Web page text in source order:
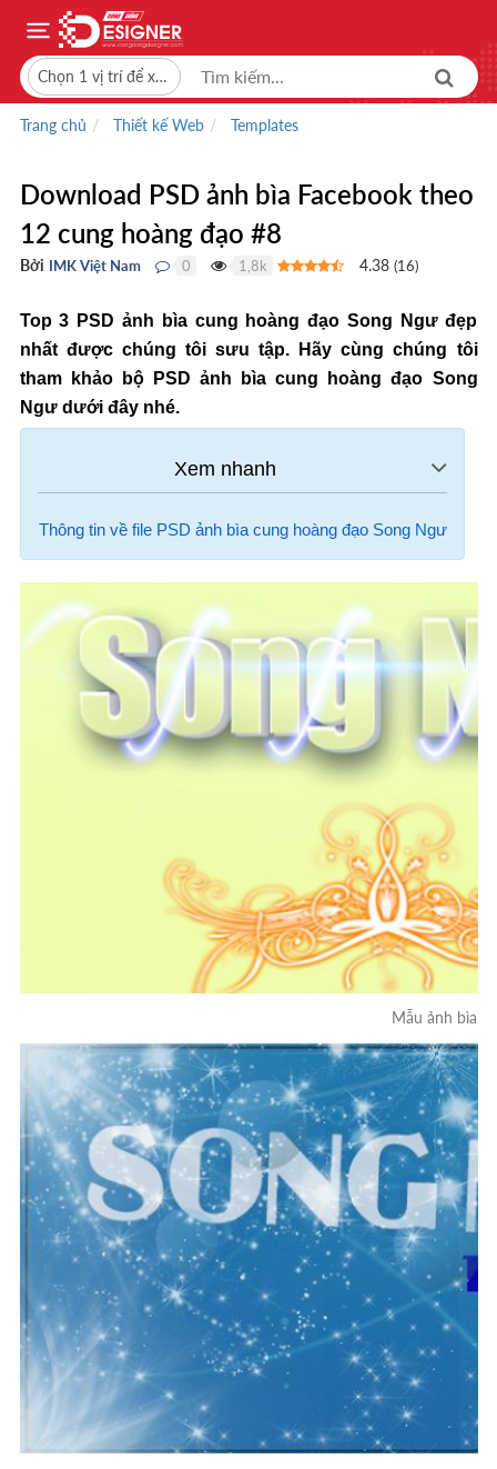
Chọn 1 vị trí để xem giá bán
Trang chủ Thiết kế Web Templates
Download PSD ảnh bìa Facebook theo
12 cung hoàng đạo #8
Bởi IMK Việt Nam 0 1,8k 4.38 (16)
Top 3 PSD ảnh bìa cung hoàng đạo Song Ngư đẹp
nhất được chúng tôi sưu tập. Hãy cùng chúng tôi
tham khảo bộ PSD ảnh bìa cung hoàng đạo Song
Ngư dưới đây nhé.
Thông tin về file PSD ảnh bìa cung hoàng đạo Song Ngư
Mẫu ảnh bìa